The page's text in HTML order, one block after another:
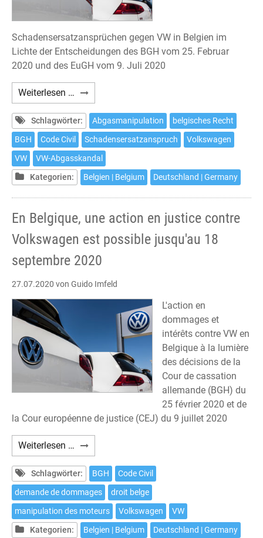
Schadensersatzansprüchen gegen VW in Belgien im
Lichte der Entscheidungen des BGH vom 25. Februar
2020 und des EuGH vom 9. Juli 2020
Weiterlesen … Klage
gegen
Volkswagen
nach
belgischem
Recht
noch
18.
September
2020
möglich
Schlagwörter: Abgasmanipulation
belgisches Recht
BGH
Code Civil Schadensersatzanspruch
Volkswagen
VW
VW-Abgasskandal
Kategorien:
Belgien | Belgium Deutschland | Germany
En Belgique, une action en justice contre
Volkswagen est possible jusqu'au 18
septembre 2020
27.07.2020 von Guido Imfeld
L'action en
dommages et
intérêts contre VW en
Belgique à la lumière
des décisions de la
Cour de cassation
allemande (BGH) du
25 février 2020 et de
la Cour européenne de justice (CEJ) du 9 juillet 2020
Weiterlesen … En
Belgique,
une
action
en
justice
contre
Schlagwörter: BGH
Code Civil
demande de dommages
droit belge
manipulation des moteurs
Volkswagen
VW
Kategorien:
Belgien | Belgium Deutschland | Germany